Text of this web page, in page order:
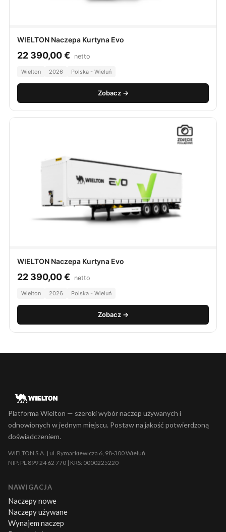
WIELTON Naczepa Kurtyna Evo
22 390,00€ netto
Wielton 2026 Polska - Wieluń
Zobacz →
WIELTON Naczepa Kurtyna Evo
22 390,00€ netto
Wielton 2026 Polska - Wieluń
Zobacz →
Platforma Wielton — szeroki wybór naczep używanych i
odnowionych w jednym miejscu. Postaw na jakość potwierdzoną
doświadczeniem.
WIELTON S.A. | ul. Rymarkiewicza 6, 98-300 Wieluń
NIP: PL 899 24 62 770 | KRS: 0000225220
NAWIGACJA
Naczepy nowe
Naczepy używane
Wynajem naczep